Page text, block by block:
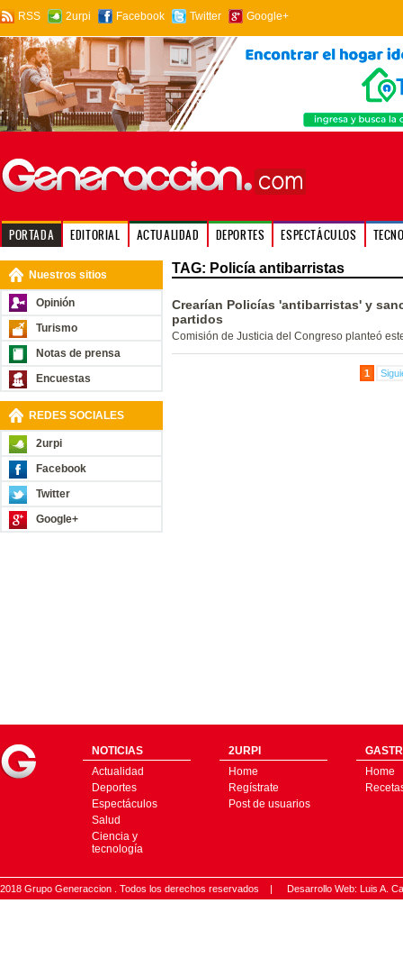
RSS 2urpi Facebook Twitter Google+
PORTADA EDITORIAL ACTUALIDAD DEPORTES ESPECTÁCULOS
Nuestros sitios
Opinión
Turismo
Notas de prensa
Encuestas
REDES SOCIALES
2urpi
Facebook
Twitter
Google+
TAG: Policía antibarristas
Crearían Policías 'antibarristas' y
partidos
Comisión de Justicia del Congreso planteó
1
NOTICIAS
Actualidad
Deportes
Espectáculos
Salud
Ciencia y
tecnología
2URPI
Home
Regístrate
Post de usuarios
Home
2018 Grupo Generaccion . Todos los derechos reservados | Desarrollo Web: Luis